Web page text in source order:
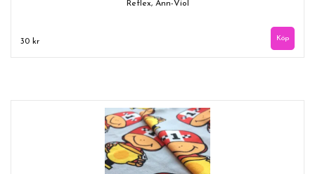
Reflex, Ann-Viol
30 kr